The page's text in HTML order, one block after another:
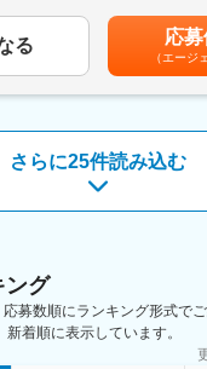
をしても圧倒的なお取引社数
トも多数あり、当社だからこ
わせて社内で多様なプロジェ
やキャリアアドバイザーの支
応じて新しい分野への挑戦が
社の定める業務
づく電気・電子回路の設計
よび設計レビュー対応
・検証・各種測定業務
に向けた改善提案および設計
携した開発プロジェクトの推進
価レポートなどのドキュメン
ことができます。
回路の評価結果をもとに改善
幅広い知識と技術力を習得で
バーの一員として製品づくり
や技術が製品性能や品質向上
～460万円8年目 年収550～
金額はあくまでも目安です。
、選考を通じて上下する可能
当を含めた表記です。
る 応
（エージ
さらに25件読み込む
ング
募数順にランキング形式でご
着順に表示しています。